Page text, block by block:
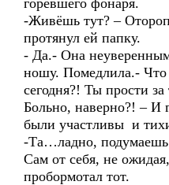
горевшего фонаря.
-Живёшь тут? –
протянул ей папку.
- Да.- Она
ношу. Помедлила.-
сегодня?! Ты прости
Больно, наверно?! – И
были участливы и
-Та…ладно,
Сам от себя, не
пробормотал тот.